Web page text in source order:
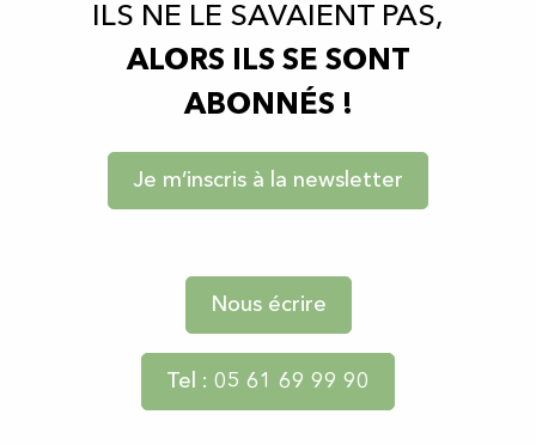
ILS NE LE SAVAIENT PAS,
ALORS ILS SE SONT
ABONNÉS !
Je m’inscris à la newsletter
Nous écrire
Tel : 05 61 69 99 90